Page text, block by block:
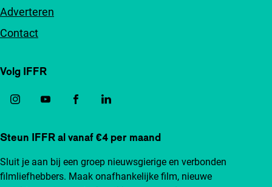
Adverteren
Contact
Volg IFFR
Steun IFFR al vanaf €4 per maand
Sluit je aan bij een groep nieuwsgierige en verbonden
filmliefhebbers. Maak onafhankelijke film, nieuwe